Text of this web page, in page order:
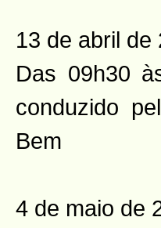
13 de abril de
Das 09h30
conduzido
Bem
4 de maio de